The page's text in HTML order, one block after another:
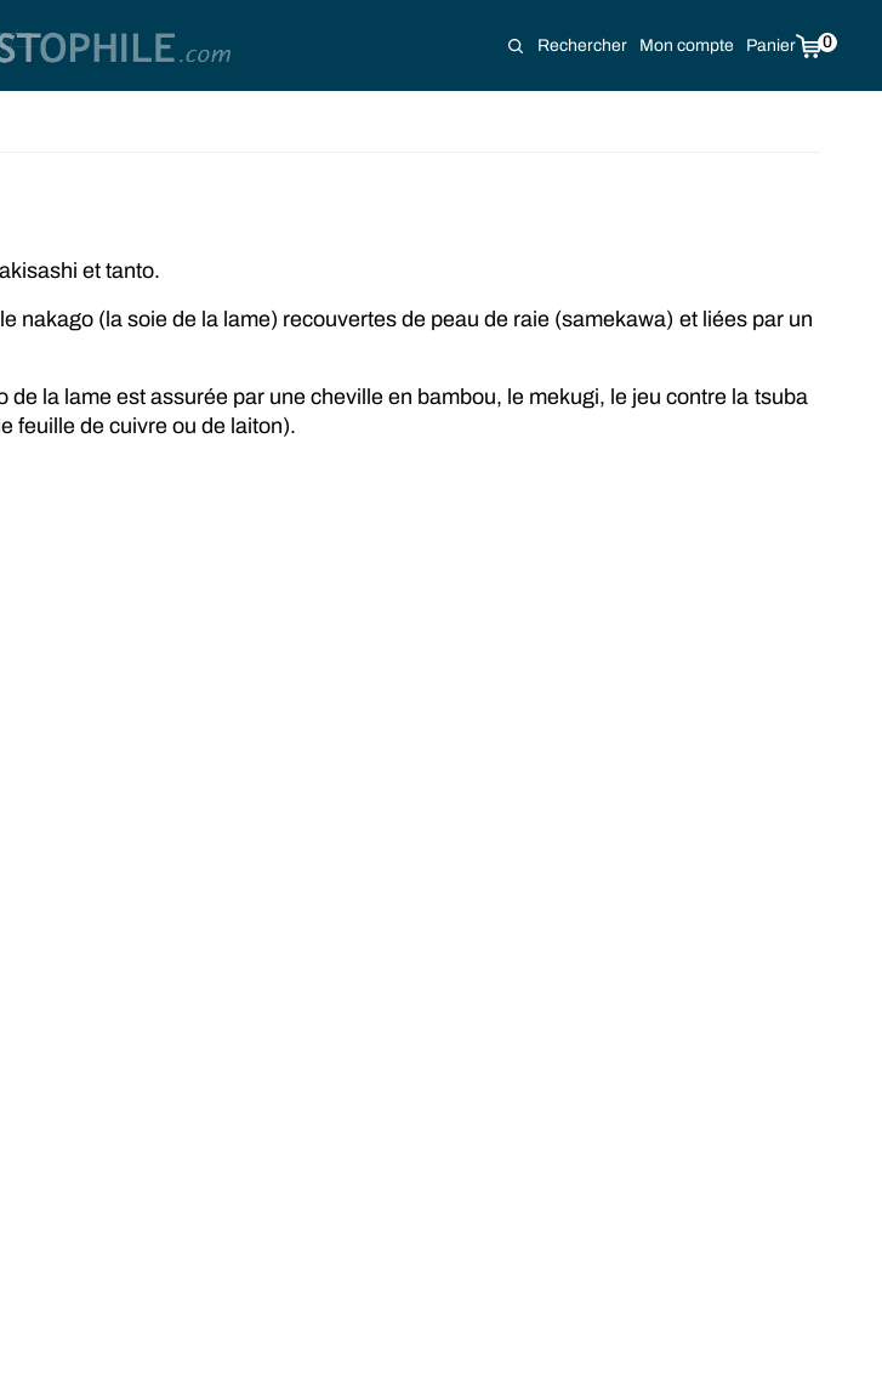
Rechercher Mon compte Panier 0
et tanto.
nakago (la soie de la lame) recouvertes de peau de raie (samekawa) et liées par un
la lame est assurée par une cheville en bambou, le mekugi, le jeu contre la tsuba
feuille de cuivre ou de laiton).